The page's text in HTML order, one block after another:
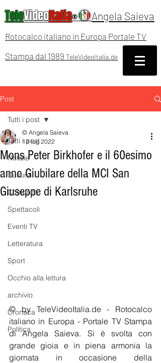
TeleVideoItalia® Angela Saieva
Rotocalco italiano in Europa Portale TV
Stampa dal 1989 TeleVideoItalia.de
Post
Tutti i post
Notizie
Cultura
Comunità
Spettacoli
Eventi TV
Letteratura
Sport
Occhio alla lettura
archivio
Cronaca
Politica
Tutti i post
Mons Peter Birkhofer e il 60esimo
anno Giubilare della MCI San
Giuseppe di Karlsruhe
© Angela Saieva
13 lug 2022
© by TeleVideoItalia.de - Rotocalco
italiano in Europa - Portale TV Stampa
di Angela Saieva. Si è svolta con
grande gioia e in piena armonia la
giornata in occasione della